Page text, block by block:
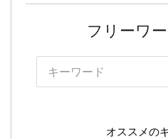
フリーワ
オススメの